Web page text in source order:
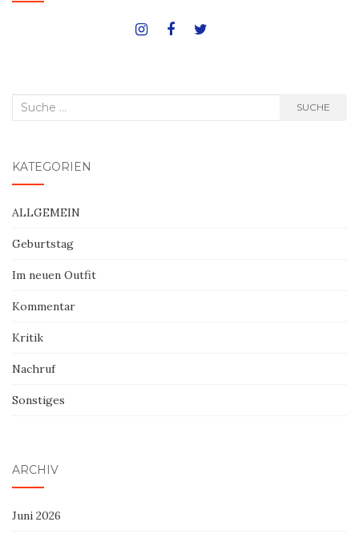
Suche
SUCHE
KATEGORIEN
ALLGEMEIN
Geburtstag
Im neuen Outfit
Kommentar
Kritik
Nachruf
Sonstiges
ARCHIV
Juni 2026